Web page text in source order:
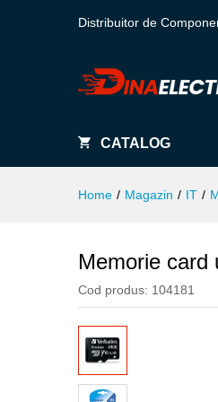
Distribuitor de
CATALOG
Home / Magazin / IT /
Memorie card
Cod produs: 104181